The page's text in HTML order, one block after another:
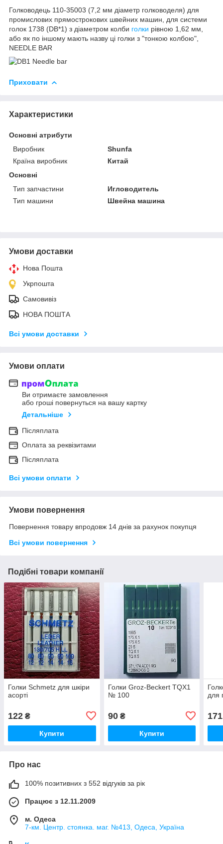
Голководець 110-35003 (7,2 мм діаметр голководеля) для
промислових прямострокових швейних машин, для системи
голок 1738 (DB*1) з діаметром колби голки рівною 1,62 мм,
або як по іншому мають назву ці голки з "тонкою колбою",
NEEDLE BAR
Приховати
Характеристики
Основні атрибути
Виробник
Shunfa
Країна виробник
Китай
Основні
Тип запчастини
Игловодитель
Тип машини
Швейна машина
Умови доставки
Нова Пошта
Укрпошта
Самовивіз
НОВА ПОШТА
Всі умови доставки
Умови оплати
Ви отримаєте замовлення
або гроші повернуться на вашу картку
Детальніше
Післяплата
Оплата за реквізитами
Післяплата
Всі умови оплати
Умови повернення
Повернення товару впродовж 14 днів за рахунок покупця
Всі умови повернення
Подібні товари компанії
Голки Schmetz для шкіри
асорті
122 ₴
Купити
Голки Groz-Beckert TQX1
№ 100
90₴
Купити
для
171
Про нас
100% позитивних з 552 відгуків за рік
Працює з 12.11.2009
м. Одеса
7-км. Центр. стоянка. маг. №413, Одеса, Україна